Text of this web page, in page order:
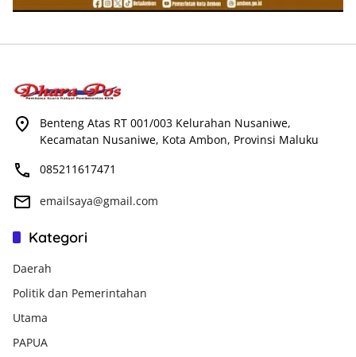
Benteng Atas RT 001/003 Kelurahan Nusaniwe,
Kecamatan Nusaniwe, Kota Ambon, Provinsi Maluku
085211617471
emailsaya@gmail.com
Kategori
Daerah
Politik dan Pemerintahan
Utama
PAPUA